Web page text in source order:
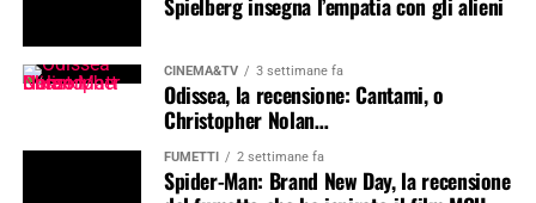
CINEMA&TV 3 settimane fa
Odissea, la recensione: Cantami, o
Christopher Nolan…
FUMETTI 2 settimane fa
Spider-Man: Brand New Day, la recensione